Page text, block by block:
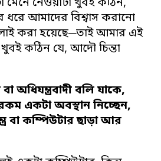
মেনে নেওয়াটা খুবই কঠিন,
আমাদের বিশ্বাস করানো
করা হয়েছে─তাই আমার এই
কঠিন যে, আদৌ চিন্তা
বা অধিযন্ত্রবাদী বলি যাকে,
একটা অবস্থান নিচ্ছেন,
বা কম্পিউটার ছাড়া আর